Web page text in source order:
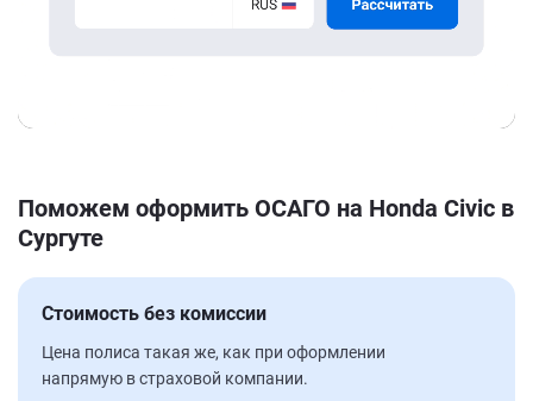
Поможем оформить ОСАГО на Honda Civic в
Сургуте
Стоимость без комиссии
Цена полиса такая же, как при оформлении
напрямую в страховой компании.